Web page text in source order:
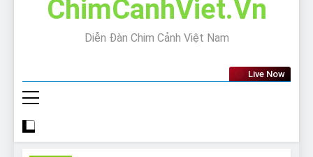
ChimCanhViet.Vn
Diễn Đàn Chim Cảnh Việt Nam
Live Now